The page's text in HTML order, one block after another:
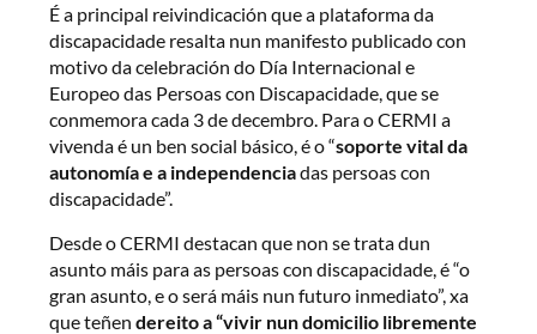
É a principal reivindicación que a plataforma da
discapacidade resalta nun manifesto publicado con
motivo da celebración do Día Internacional e
Europeo das Persoas con Discapacidade, que se
conmemora cada 3 de decembro. Para o CERMI a
vivenda é un ben social básico, é o “soporte vital da
autonomía e a independenciadas persoas con
discapacidade”.
Desde o CERMI destacan que non se trata dun
asunto máis para as persoas con discapacidade, é “o
gran asunto, e o será máis nun futuro inmediato”, xa
que teñendereito a “vivir nun domicilio libremente